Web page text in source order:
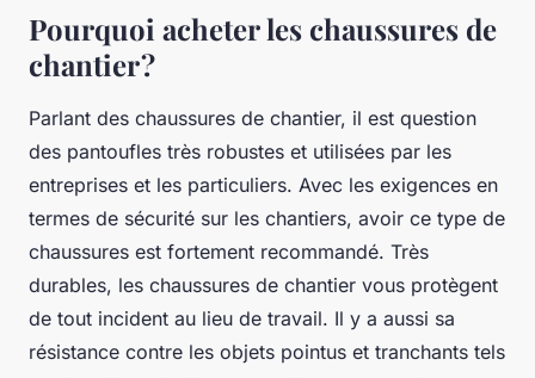
Pourquoi acheter les chaussures de
chantier ?
Parlant des chaussures de chantier, il est question
des pantoufles très robustes et utilisées par les
entreprises et les particuliers. Avec les exigences en
termes de sécurité sur les chantiers, avoir ce type de
chaussures est fortement recommandé. Très
durables, les chaussures de chantier vous protègent
de tout incident au lieu de travail. Il y a aussi sa
résistance contre les objets pointus et tranchants tels